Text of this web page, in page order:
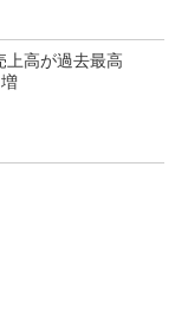
上高が過去最高